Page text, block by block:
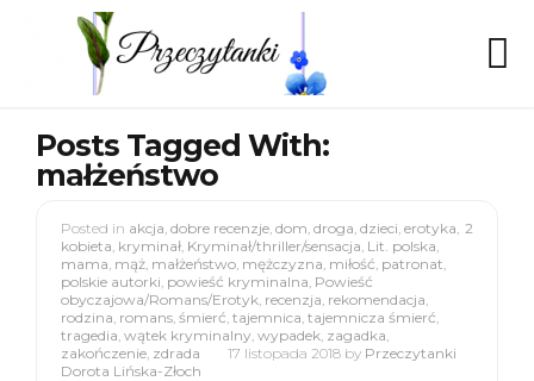
Posts Tagged With:
małżeństwo
2
Posted in akcja, dobre recenzje, dom, droga, dzieci, erotyka,
kobieta, kryminał, Kryminał/thriller/sensacja, Lit. polska,
mama, mąż, małżeństwo, mężczyzna, miłość, patronat,
polskie autorki, powieść kryminalna, Powieść
obyczajowa/Romans/Erotyk, recenzja, rekomendacja,
rodzina, romans, śmierć, tajemnica, tajemnicza śmierć,
tragedia, wątek kryminalny, wypadek, zagadka,
zakończenie, zdrada 17 listopada 2018 by Przeczytanki
Dorota Lińska-Złoch